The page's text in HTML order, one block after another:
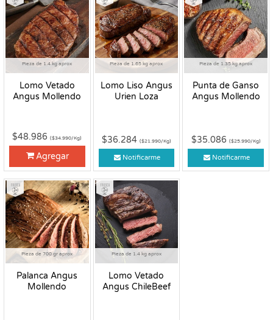
Pieza de 1.4 kg aprox
Lomo Vetado
Angus Mollendo
$48.986($34.990/Kg)
Agregar
Pieza de 1.65 kg aprox
Lomo Liso Angus
Urien Loza
$36.284 ($21.990/Kg)
Notificarme
Pieza de 1.35 kg aprox
Punta de Ganso
Angus Mollendo
$35.086 ($25.990/Kg)
Notificarme
Pieza de 700 gr aprox
Palanca Angus
Mollendo
Fresco
Pieza de 1.4 kg aprox
Lomo Vetado
Angus ChileBeef
Fresco